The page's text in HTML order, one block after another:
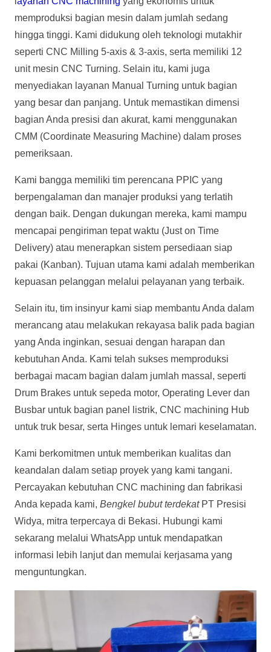
memproduksi bagian mesin dalam jumlah sedang
hingga tinggi. Kami didukung oleh teknologi mutakhir
seperti CNC Milling 5-axis & 3-axis, serta memiliki 12
unit mesin CNC Turning. Selain itu, kami juga
menyediakan layanan Manual Turning untuk bagian
yang besar dan panjang. Untuk memastikan dimensi
bagian Anda presisi dan akurat, kami menggunakan
CMM (Coordinate Measuring Machine) dalam proses
pemeriksaan.
Kami bangga memiliki tim perencana PPIC yang
berpengalaman dan manajer produksi yang terlatih
dengan baik. Dengan dukungan mereka, kami mampu
mencapai pengiriman tepat waktu (Just on Time
Delivery) atau menerapkan sistem persediaan siap
pakai (Kanban). Tujuan utama kami adalah memberikan
kepuasan pelanggan melalui pelayanan yang terbaik.
Selain itu, tim insinyur kami siap membantu Anda dalam
merancang atau melakukan rekayasa balik pada bagian
yang Anda inginkan, sesuai dengan harapan dan
kebutuhan Anda. Kami telah sukses memproduksi
berbagai macam bagian dalam jumlah massal, seperti
Drum Brakes untuk sepeda motor, Operating Lever dan
Busbar untuk bagian panel listrik, CNC machining Hub
untuk truk besar, serta Hinges untuk lemari keselamatan.
Kami berkomitmen untuk memberikan kualitas dan
keandalan dalam setiap proyek yang kami tangani.
Percayakan kebutuhan CNC machining dan fabrikasi
Anda kepada kami, Bengkel bubut terdekatPT Presisi
Widya, mitra terpercaya di Bekasi. Hubungi kami
sekarang melalui WhatsApp untuk mendapatkan
informasi lebih lanjut dan memulai kerjasama yang
menguntungkan.